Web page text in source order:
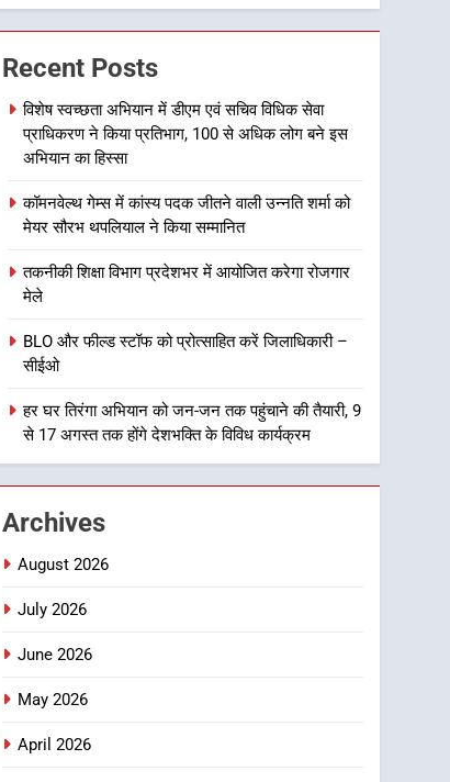
6
कावड़ मेले को सकुशल रूप से
संपन्न कराने के लिए खुद मैदान में
उतरे एसएसपी दून
7
मातृशक्ति को किया सम्मानित
उत्तराखण्ड
खेल महाकुंभ 2026ः 01 सितंबर
ट्रॉफी का मंच, न्याय पंचायत से
राज्य स्तर तक होगा प्रतिभा का
उत्तराखण्ड
विशेष स्वच्छता अभियान में डीएम
एवं सचिव विधिक सेवा प्राधिकरण
लोग बने इस अभियान का हिस्सा
उत्तराखण्ड
Recent Posts
विशेष स्वच्छता अभियान में डीएम एवं सचिव विधिक सेवा
प्राधिकरण ने किया प्रतिभाग, 100 से अधिक लोग बने इस
अभियान का हिस्सा
कॉमनवेल्थ गेम्स में कांस्य पदक जीतने वाली उन्नति शर्मा को
मेयर सौरभ थपलियाल ने किया सम्मानित
तकनीकी शिक्षा विभाग प्रदेशभर में आयोजित करेगा रोजगार
मेले
BLO और फील्ड स्टॉफ को प्रोत्साहित करें जिलाधिकारी –
सीईओ
हर घर तिरंगा अभियान को जन-जन तक पहुंचाने की तैयारी, 9
से 17 अगस्त तक होंगे देशभक्ति के विविध कार्यक्रम
Archives
August 2026
July 2026
June 2026
May 2026
April 2026